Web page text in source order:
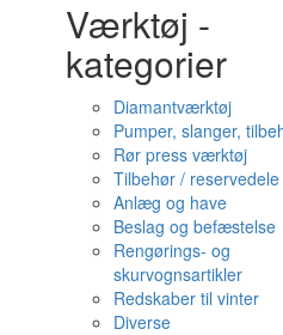
Værktøj -
kategorier
Diamantværktøj
Pumper, slanger,
Rør press værktøj
Tilbehør / reservedele
Anlæg og have
Beslag og befæstelse
Rengørings- og
skurvognsartikler
Redskaber til vinter
Diverse